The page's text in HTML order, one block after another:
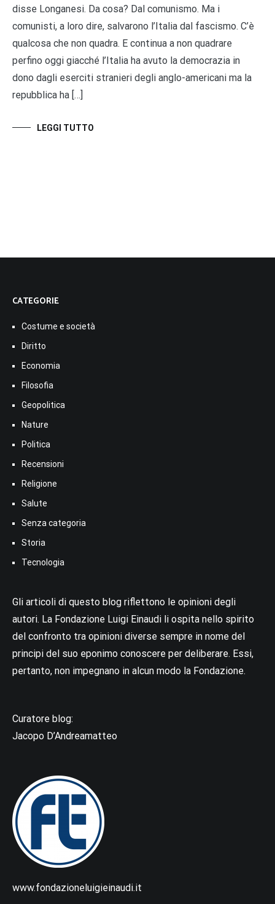
disse Longanesi. Da cosa? Dal comunismo. Ma i
comunisti, a loro dire, salvarono l’Italia dal fascismo. C’è
qualcosa che non quadra. E continua a non quadrare
perfino oggi giacché l’Italia ha avuto la democrazia in
dono dagli eserciti stranieri degli anglo-americani ma la
repubblica ha […]
LEGGI TUTTO
CATEGORIE
Costume e società
Diritto
Economia
Filosofia
Geopolitica
Nature
Politica
Recensioni
Religione
Salute
Senza categoria
Storia
Tecnologia
Gli articoli di questo blog riflettono le opinioni degli
autori. La Fondazione Luigi Einaudi li ospita nello spirito
del confronto tra opinioni diverse sempre in nome del
principi del suo eponimo conoscere per deliberare. Essi,
pertanto, non impegnano in alcun modo la Fondazione.
Curatore blog:
Jacopo D’Andreamatteo
www.fondazioneluigieinaudi.it